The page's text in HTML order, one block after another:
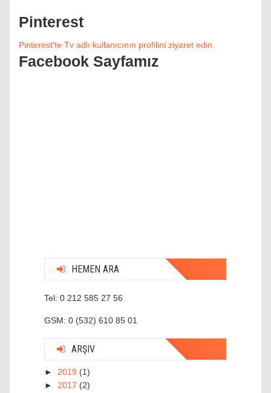
Pinterest
Pinterest'te Tv adlı kullanıcının profilini ziyaret edin.
Facebook Sayfamız
HEMEN ARA
Tel: 0 212 585 27 56
GSM: 0 (532) 610 85 01
ARŞIV
► 2019 (1)
► 2017 (2)